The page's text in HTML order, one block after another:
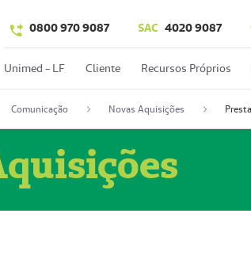
0800 970 9087 SAC 4020 9087
Unimed - LF Cliente Recursos Próprios
Comunicação Novas Aquisições